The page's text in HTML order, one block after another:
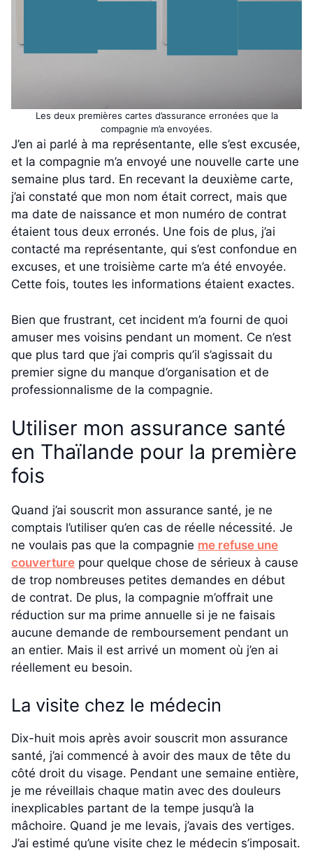
Les deux premières cartes d’assurance erronées que la
compagnie m’a envoyées.
J’en ai parlé à ma représentante, elle s’est excusée,
et la compagnie m’a envoyé une nouvelle carte une
semaine plus tard. En recevant la deuxième carte,
j’ai constaté que mon nom était correct, mais que
ma date de naissance et mon numéro de contrat
étaient tous deux erronés. Une fois de plus, j’ai
contacté ma représentante, qui s’est confondue en
excuses, et une troisième carte m’a été envoyée.
Cette fois, toutes les informations étaient exactes.
Bien que frustrant, cet incident m’a fourni de quoi
amuser mes voisins pendant un moment. Ce n’est
que plus tard que j’ai compris qu’il s’agissait du
premier signe du manque d’organisation et de
professionnalisme de la compagnie.
Utiliser mon assurance santé
en Thaïlande pour la première
fois
Quand j’ai souscrit mon assurance santé, je ne
comptais l’utiliser qu’en cas de réelle nécessité. Je
ne voulais pas que la compagnie me refuse une
couverture pour quelque chose de sérieux à cause
de trop nombreuses petites demandes en début
de contrat. De plus, la compagnie m’offrait une
réduction sur ma prime annuelle si je ne faisais
aucune demande de remboursement pendant un
an entier. Mais il est arrivé un moment où j’en ai
réellement eu besoin.
La visite chez le médecin
Dix-huit mois après avoir souscrit mon assurance
santé, j’ai commencé à avoir des maux de tête du
côté droit du visage. Pendant une semaine entière,
je me réveillais chaque matin avec des douleurs
inexplicables partant de la tempe jusqu’à la
mâchoire. Quand je me levais, j’avais des vertiges.
J’ai estimé qu’une visite chez le médecin s’imposait.